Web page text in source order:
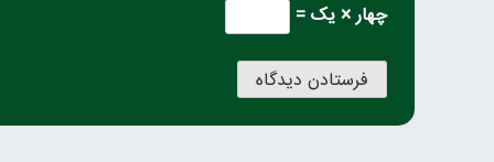
چهار × یک =